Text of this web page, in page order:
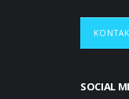
SOCIAL